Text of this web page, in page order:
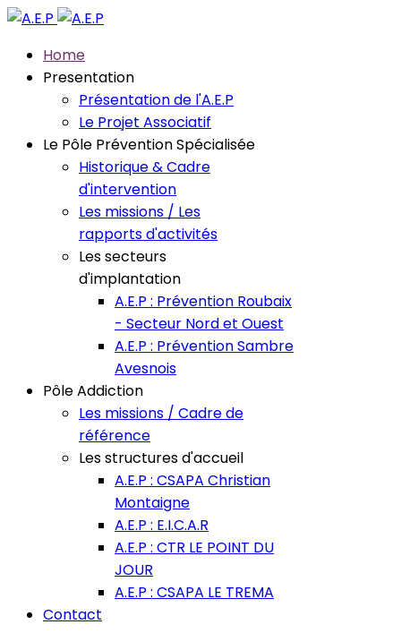
Home
Presentation
Présentation de l'A.E.P
Le Projet Associatif
Le Pôle Prévention Spécialisée
Historique & Cadre
d'intervention
Les missions / Les
rapports d'activités
Les secteurs
d'implantation
A.E.P : Prévention Roubaix
- Secteur Nord et Ouest
A.E.P : Prévention Sambre
Avesnois
Pôle Addiction
Les missions / Cadre de
référence
Les structures d'accueil
A.E.P : CSAPA Christian
Montaigne
A.E.P : E.I.C.A.R
A.E.P : CTR LE POINT DU
JOUR
A.E.P : CSAPA LE TREMA
Contact